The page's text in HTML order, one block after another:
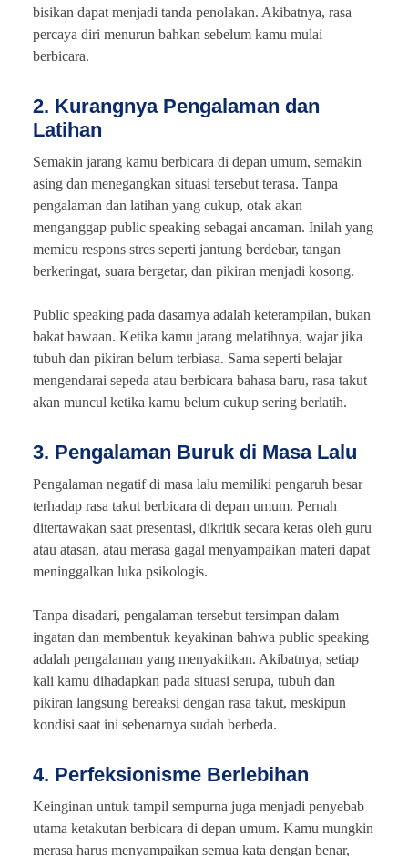
bisikan dapat menjadi tanda penolakan. Akibatnya, rasa
percaya diri menurun bahkan sebelum kamu mulai
berbicara.
2. Kurangnya Pengalaman dan
Latihan
Semakin jarang kamu berbicara di depan umum, semakin
asing dan menegangkan situasi tersebut terasa. Tanpa
pengalaman dan latihan yang cukup, otak akan
menganggap public speaking sebagai ancaman. Inilah yang
memicu respons stres seperti jantung berdebar, tangan
berkeringat, suara bergetar, dan pikiran menjadi kosong.
Public speaking pada dasarnya adalah keterampilan, bukan
bakat bawaan. Ketika kamu jarang melatihnya, wajar jika
tubuh dan pikiran belum terbiasa. Sama seperti belajar
mengendarai sepeda atau berbicara bahasa baru, rasa takut
akan muncul ketika kamu belum cukup sering berlatih.
3. Pengalaman Buruk di Masa Lalu
Pengalaman negatif di masa lalu memiliki pengaruh besar
terhadap rasa takut berbicara di depan umum. Pernah
ditertawakan saat presentasi, dikritik secara keras oleh guru
atau atasan, atau merasa gagal menyampaikan materi dapat
meninggalkan luka psikologis.
Tanpa disadari, pengalaman tersebut tersimpan dalam
ingatan dan membentuk keyakinan bahwa public speaking
adalah pengalaman yang menyakitkan. Akibatnya, setiap
kali kamu dihadapkan pada situasi serupa, tubuh dan
pikiran langsung bereaksi dengan rasa takut, meskipun
kondisi saat ini sebenarnya sudah berbeda.
4. Perfeksionisme Berlebihan
Keinginan untuk tampil sempurna juga menjadi penyebab
utama ketakutan berbicara di depan umum. Kamu mungkin
merasa harus menyampaikan semua kata dengan benar,